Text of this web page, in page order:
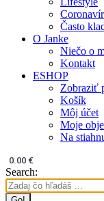
Často
O Janke
Niečo o
Kontakt
ESHOP
Zobraziť
Košík
Môj účet
Moje
Na
0.00 €
Search: